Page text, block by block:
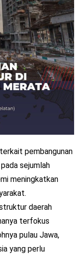
pembangunan
sejumlah
meningkatkan
daerah
terfokus
pulau Jawa,
yang perlu